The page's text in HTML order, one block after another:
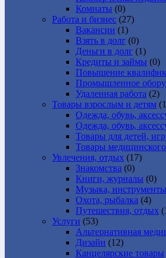
Комнаты (0)
Работа и бизнес (27)
Вакансии (1)
Взять в долг (0)
Деньги в долг (1)
Кредиты и займы (0)
Повышение
Промышленное
Удаленная работа (2)
Товары взрослым и детям
Одежда, обувь,
Одежда, обувь,
Товары для детей,
Товары
Увлечения, отдых (17)
Знакомства (0)
Книги, журналы (0)
Музыка, инструменты
Охота, рыбалка (4)
Путешествия, отдых
Услуги (53)
Альтернативная
Дизайн (12)
Канцелярские товары